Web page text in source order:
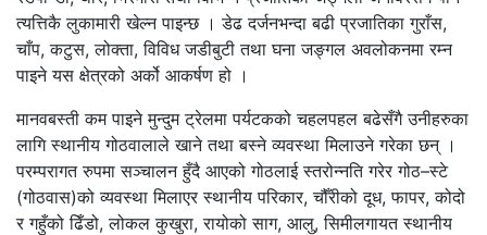
त्यत्तिकै लुकामारी खेल्न पाइन्छ । डेढ दर्जनभन्दा बढी प्रजातिका गुराँस,
चाँप, कटुस, लोक्ता, विविध जडीबुटी तथा घना जङ्गल अवलोकनमा रम्न
पाइने यस क्षेत्रको अर्को आकर्षण हो ।
मानवबस्ती कम पाइने मुन्दुम ट्रेलमा पर्यटकको चहलपहल बढेसँगै उनीहरुका
लागि स्थानीय गोठवालाले खाने तथा बस्ने व्यवस्था मिलाउने गरेका छन् ।
परम्परागत रुपमा सञ्चालन हुँदै आएको गोठलाई स्तरोन्नति गरेर गोठ–स्टे
(गोठवास)को व्यवस्था मिलाएर स्थानीय परिकार, चौँरीको दूध, फापर, कोदो
र गहुँको ढिँडो, लोकल कुखुरा, रायोको साग, आलु, सिमीलगायत स्थानीय